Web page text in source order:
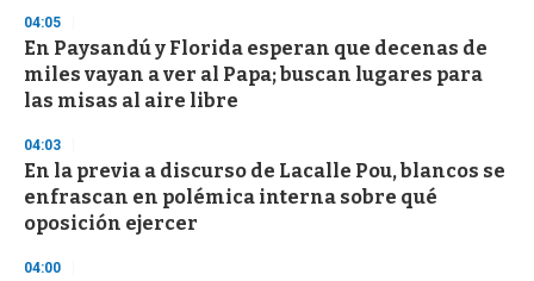
n
d
04:05
En Paysandú y Florida esperan que decenas de
miles vayan a ver al Papa; buscan lugares para
las misas al aire libre
04:03
En la previa a discurso de Lacalle Pou, blancos se
enfrascan en polémica interna sobre qué
oposición ejercer
04:00